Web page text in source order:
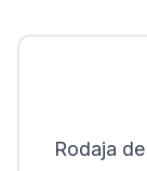
Rodaja